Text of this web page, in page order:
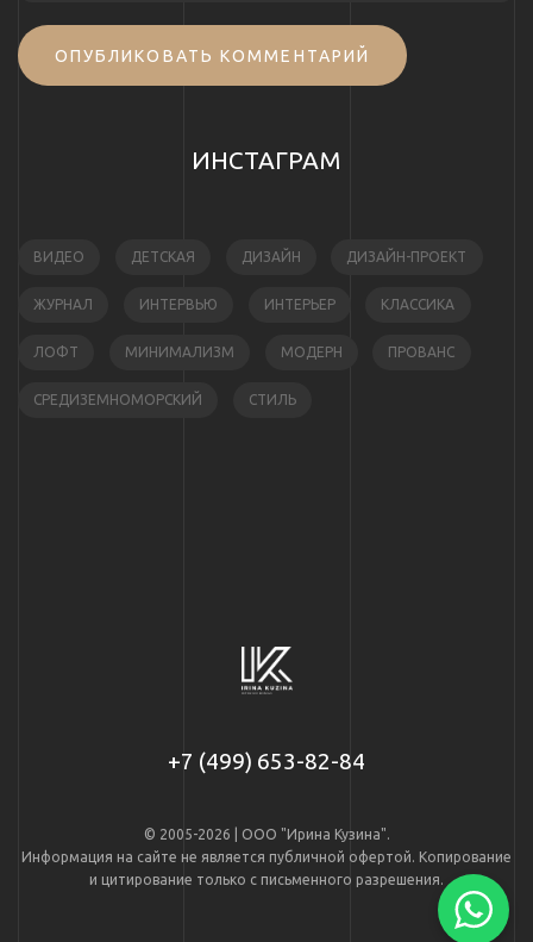
ОПУБЛИКОВАТЬ КОММЕНТАРИЙ
ИНСТАГРАМ
ВИДЕО ДЕТСКАЯ ДИЗАЙН ДИЗАЙН-ПРОЕКТ
ЖУРНАЛ ИНТЕРВЬЮ ИНТЕРЬЕР КЛАССИКА
ЛОФТ МИНИМАЛИЗМ МОДЕРН ПРОВАНС
СРЕДИЗЕМНОМОРСКИЙ СТИЛЬ
+7 (499) 653-82-84
© 2005-2026 | ООО "Ирина Кузина".
Информация на сайте не является публичной офертой. Копирование
и цитирование только с письменного разрешения.